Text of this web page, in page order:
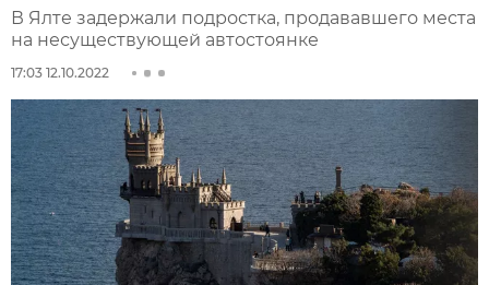
В Ялте задержали подростка, продававшего места
на несуществующей автостоянке
17:03 12.10.2022